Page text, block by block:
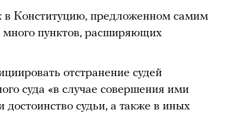
в Конституцию, предложенном самим
пунктов, расширяющих
отстранение судей
суда «в случае совершения ими
достоинство судьи, а также в иных